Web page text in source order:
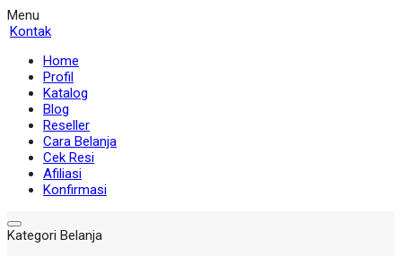
Menu
Kontak
Home
Profil
Katalog
Blog
Reseller
Cara Belanja
Cek Resi
Afiliasi
Konfirmasi
Kategori Belanja